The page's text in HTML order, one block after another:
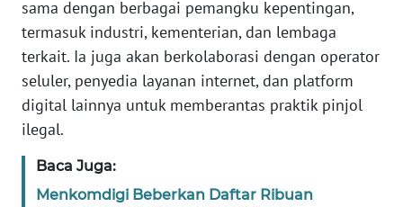
sama dengan berbagai pemangku kepentingan,
termasuk industri, kementerian, dan lembaga
terkait. Ia juga akan berkolaborasi dengan operator
seluler, penyedia layanan internet, dan platform
digital lainnya untuk memberantas praktik pinjol
ilegal.
Baca Juga:
Menkomdigi Beberkan Daftar Ribuan
WN
JABAR
WN
BANTEN
WN
NTT